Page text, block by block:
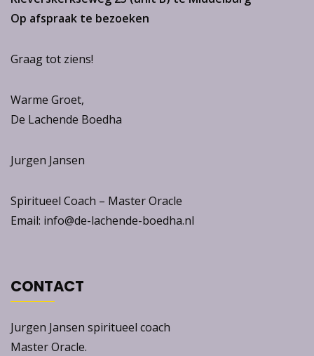
Op afspraak te bezoeken
Graag tot ziens!
Warme Groet,
De Lachende Boedha
Jurgen Jansen
Spiritueel Coach – Master Oracle
Email: info@de-lachende-boedha.nl
CONTACT
Jurgen Jansen spiritueel coach
Master Oracle.